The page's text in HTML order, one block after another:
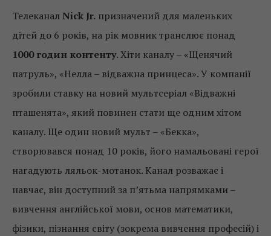
ТелеканалNick Jr. призначений для маленьких
дітей до 6 років, на рік мовник транслює понад
1000 годин контенту.Хіти каналу – «Щенячий
патруль», «Нелла – відважна принцеса». У компанії
зробили ставку на новий мультсеріал «Відважні
пташенята», який повинен стати ще одним хітом
каналу. Ще один новий мульт – «Бекка»,
створювався понад 10 років, його намальовані герої
нагадують ляльок-мотанок. Канал розважає і
навчає, він доступний за п’ятьма напрямками –
вивчення англійської мови, основ математики,
фізики, пізнання світу (зокрема вивчення професій) і